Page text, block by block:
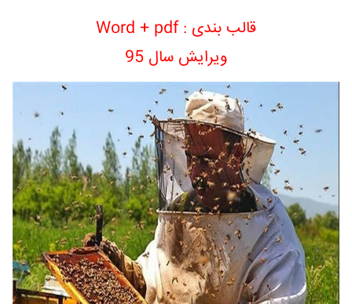
قالب بندی : Word + pdf
ویرایش سال 95